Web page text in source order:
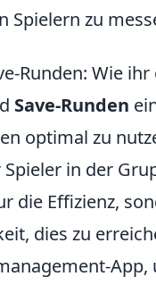
Spielern zu
Runden: Wie
Save-Runden
optimal zu
in der
die Effizienz,
dies zu